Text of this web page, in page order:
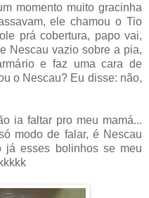
momento muito gracinha
ele chamou o Tio
prá cobertura, papo vai,
Nescau vazio sobre a pia,
e faz uma cara de
o Nescau? Eu disse: não,
ia faltar pro meu mamá...
modo de falar, é Nescau
já esses bolinhos se meu